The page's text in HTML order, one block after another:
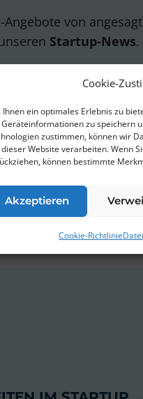
Cookie-
Ihnen ein optimales Erlebnis zu
Geräteinformationen zu speichern
zustimmen, können wir
Website verarbeiten. Wenn
können bestimmte
Akzeptieren
Cookie-Richtlinie
von
Startup-News.
von
Wir verwenden
dass deine Daten
Infos findest Du in